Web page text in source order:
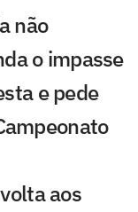
não
o impasse
e pede
aos